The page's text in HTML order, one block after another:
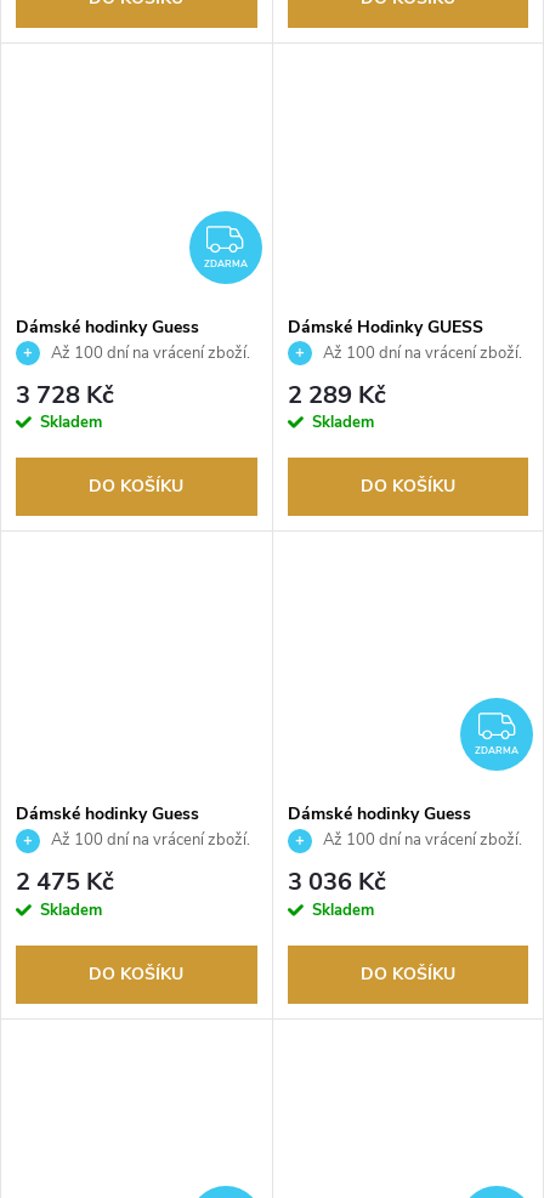
ZDARMA
ZDARMA
Dámské hodinky Guess
GW0683L2
Až 100 dní na vrácení zboží.
Autorizovaný prodejce.
3 728 Kč
Skladem
DO KOŠÍKU
Dámské Hodinky GUESS
GW0686L1
Až 100 dní na vrácení zboží.
Autorizovaný prodejce.
2 289 Kč
Skladem
DO KOŠÍKU
Dámské hodinky Guess
GW0655L1
Až 100 dní na vrácení zboží.
Autorizovaný prodejce.
2 475 Kč
Skladem
DO KOŠÍKU
ZDARMA
Dámské hodinky Guess
GW0657L2
Až 100 dní na vrácení zboží.
Autorizovaný prodejce.
3 036 Kč
Skladem
DO KOŠÍKU